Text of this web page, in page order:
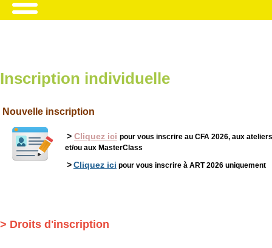
Inscription individuelle
Nouvelle inscription
> Cliquez ici pour vous inscrire au CFA 2026, aux
et/ou aux MasterClass
>Cliquez ici pour vous inscrire à ART 2026 uniquement
> Droits d'inscription